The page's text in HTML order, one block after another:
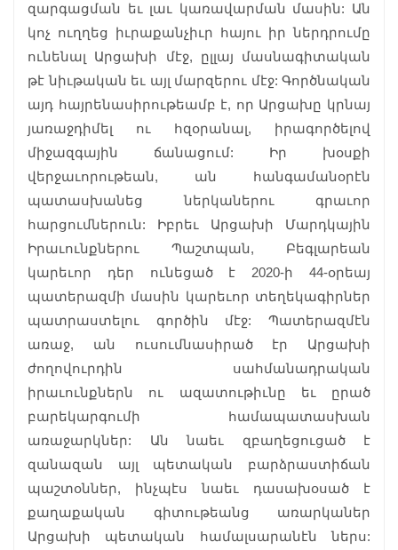
զարգացման եւ լաւ կառավարման մասին: Ան
կոչ ուղղեց իւրաքանչիւր հայու իր ներդրումը
ունենալ Արցախի մէջ, ըլլայ մասնագիտական
թէ նիւթական եւ այլ մարզերու մէջ: Գործնական
այդ հայրենասիրութեամբ է, որ Արցախը կրնայ
յառաջդիմել ու հզօրանալ, իրագործելով
միջազգային ճանացում: Իր խօսքի
վերջաւորութեան, ան հանգամանօրէն
պատասխանեց ներկաներու գրաւոր
հարցումներուն: Իբրեւ Արցախի Մարդկային
Իրաւունքներու Պաշտպան, Բեգլարեան
կարեւոր դեր ունեցած է 2020-ի 44-օրեայ
պատերազմի մասին կարեւոր տեղեկագիրներ
պատրաստելու գործին մէջ: Պատերազմէն
առաջ, ան ուսումնասիրած էր Արցախի
ժողովուրդին սահմանադրական
իրաւունքներն ու ազատութիւնը եւ ըրած
բարեկարգումի համապատասխան
առաջարկներ: Ան նաեւ զբաղեցուցած է
զանազան այլ պետական բարձրաստիճան
պաշտօններ, ինչպէս նաեւ դասախօսած է
քաղաքական գիտութեանց առարկաներ
Արցախի պետական համալսարանէն ներս: